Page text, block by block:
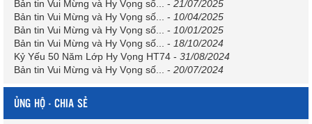
Bản tin Vui Mừng và Hy Vọng số...
- 21/07/2025
Bản tin Vui Mừng và Hy Vọng số...
- 10/04/2025
Bản tin Vui Mừng và Hy Vọng số...
- 10/01/2025
Bản tin Vui Mừng và Hy Vọng số...
- 18/10/2024
Kỷ Yếu 50 Năm Lớp Hy Vọng HT74 - 31/08/2024
Bản tin Vui Mừng và Hy Vọng số...
- 20/07/2024
ỦNG HỘ - CHIA SẺ